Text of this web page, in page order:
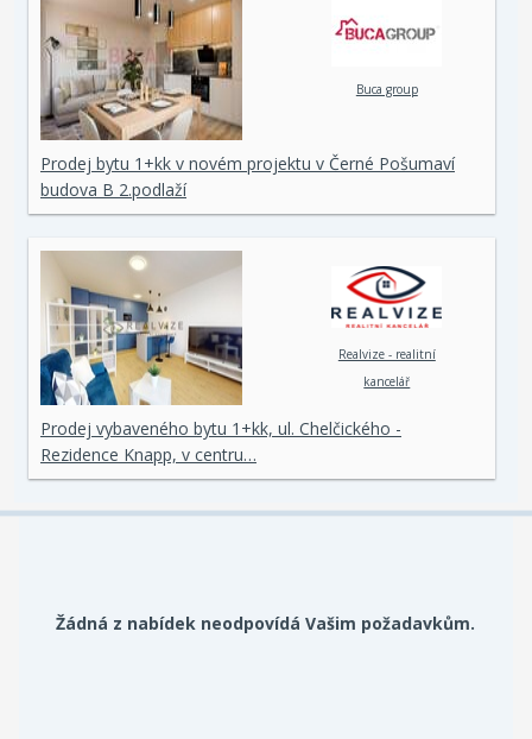
Buca group
Prodej bytu 1+kk v novém projektu v Černé Pošumaví
budova B 2.podlaží
Realvize - realitní
kancelář
Prodej vybaveného bytu 1+kk, ul. Chelčického -
Rezidence Knapp, v centru…
Žádná z nabídek neodpovídá Vašim požadavkům.